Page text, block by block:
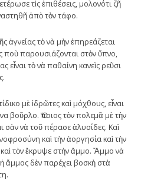
τὶς ἐπιθέσεις, μολονότι ζῆ
ἀπὸ τὸν τάφο.
ἁγνείας τὸ νὰ μὴν ἐπηρεάζεται
ποὺ παρουσιάζονται στὸν ὕπνο,
εἶναι τὸ νὰ παθαίνη κανεὶς ρεῦσι
μὲ ἱδρῶτες καὶ μόχθους, εἶναι
βοῦρλο. Ὅποιος τὸν πολεμᾶ μὲ τὴν
σὰν νὰ τοῦ πέρασε ἁλυσίδες. Καὶ
καὶ τὴν ἀοργησία καὶ τὴν
τὸν ἔκρυψε στὴν ἄμμο. Ἄμμο νὰ
ἄμμος δὲν παρέχει βοσκὴ στὰ